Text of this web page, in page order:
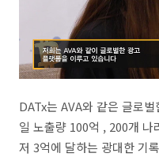
DATx는 AVA와 같은 글로
일 노출량 100억 , 200개
저 3억에 달하는 광대한 기